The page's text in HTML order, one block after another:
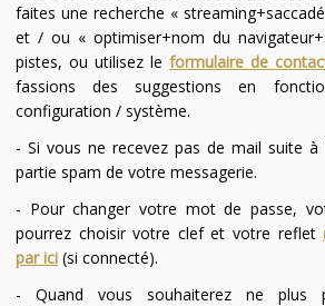
faites une recherche «
et / ou « optimiser+nom du
pistes, ou utilisez leformulaire de
fassions des suggestions en
configuration / système.
- Si vous ne recevez pas de mail suite à
partie spam de votre messagerie.
- Pour changer votre mot de passe,
pourrez choisir votre clef et votre reflet
par ici(si connecté).
- Quand vous souhaiterez ne plus